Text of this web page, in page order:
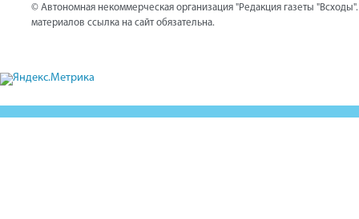
© Автономная некоммерческая организация "Редакция газеты
материалов ссылка на сайт обязательна.